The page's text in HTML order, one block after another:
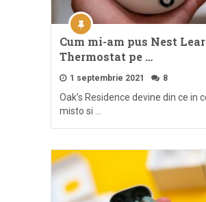
Cum mi-am pus Nest
Thermostat pe …
1 septembrie 2021 8
Oak’s Residence devine din ce in
misto si …